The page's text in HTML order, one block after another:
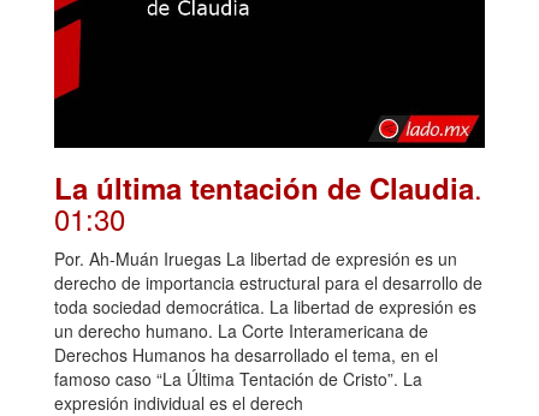
La última tentación de Claudia.
01:30
Por. Ah-Muán Iruegas La libertad de expresión es un
derecho de importancia estructural para el desarrollo de
toda sociedad democrática. La libertad de expresión es
un derecho humano. La Corte Interamericana de
Derechos Humanos ha desarrollado el tema, en el
famoso caso “La Última Tentación de Cristo”. La
expresión individual es el derech